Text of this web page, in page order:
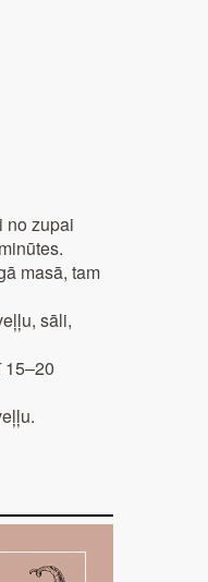
no zupai
masā, tam
sāli,
15–20